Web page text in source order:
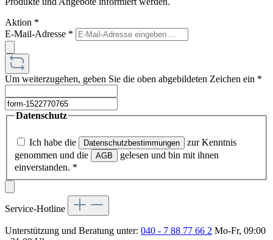
Aktion *
E-Mail-Adresse *
Um weiterzugehen, geben Sie die oben abgebildeten Zeichen ein *
Datenschutz
Ich habe die Datenschutzbestimmungen
zur Kenntnis
genommen und die
AGB
gelesen und bin mit ihnen
einverstanden. *
Service-Hotline
Unterstützung und Beratung unter: 040 - 7 88 77 66 2 Mo-Fr, 09:00